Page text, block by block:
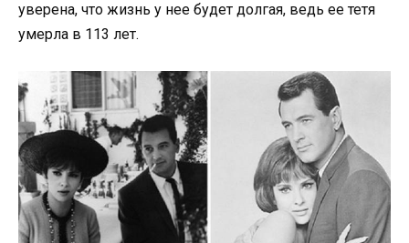
уверена, что жизнь у нее будет долгая, ведь ее тетя
умерла в 113 лет.